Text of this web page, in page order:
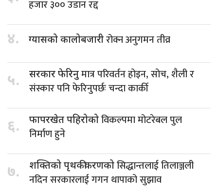
हजार ३०० उडान रद्द
४. ग्यासको कालोबजारीरोक्न अनुगमन तीव्र
५. सरकार फेरिनुमात्र परिवर्तन होइन, सोच, शैली र
संस्कार पनि फेरिनुपर्छः चन्दा कार्की
६. फापरखेत पहिरोकोविकल्पमा मोटरेबल पुल
निर्माण हुने
७. शक्तिको पृथकीकरणकोसिद्धान्तलाई तिलाञ्जली
नदिन सरकारलाई गगन थापाको सुझाव